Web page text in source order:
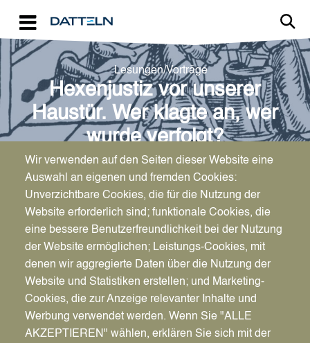
Lesungen/Vorträge
Hexenjustiz vor unserer
Haustür. Wer klagte an, wer
wurde verfolgt?
← Zurück zum Kalender
19–20.30 Uhr
Wir verwenden auf den Seiten dieser Website eine
Auswahl an eigenen und fremden Cookies:
Unverzichtbare Cookies, die für die Nutzung der
Website erforderlich sind; funktionale Cookies, die
eine bessere Benutzerfreundlichkeit bei der Nutzung
der Website ermöglichen; Leistungs-Cookies, mit
denen wir aggregierte Daten über die Nutzung der
Website und Statistiken erstellen; und Marketing-
Cookies, die zur Anzeige relevanter Inhalte und
Werbung verwendet werden. Wenn Sie "ALLE
AKZEPTIEREN" wählen, erklären Sie sich mit der